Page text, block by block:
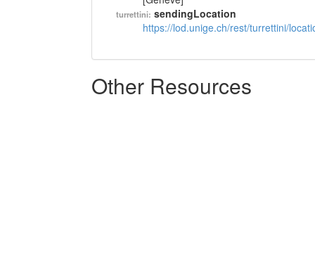
turrettini: sendingLocation
https://lod.unige.ch/rest/turrettini/
Other Resources